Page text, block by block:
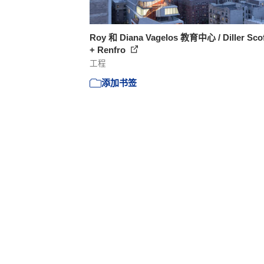
Roy 和 Diana Vagelos 教育中心 / Diller
+ Renfro
工程
添加书签